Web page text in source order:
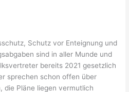
Schutz vor Enteignung und
sind in aller Munde und
bereits 2021 gesetzlich
sprechen schon offen über
die Pläne liegen vermutlich